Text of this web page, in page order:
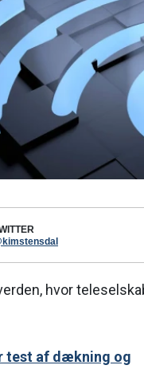
hvor
test af dækning og